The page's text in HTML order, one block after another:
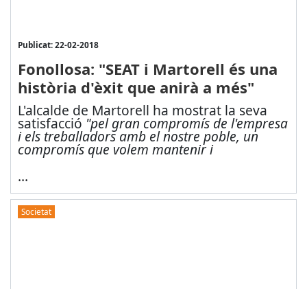
Publicat: 22-02-2018
Fonollosa: "SEAT i Martorell és una
història d'èxit que anirà a més"
L'alcalde de Martorell ha mostrat la seva
satisfacció "pel gran compromís de l'empresa
i els treballadors amb el nostre poble, un
compromís que volem mantenir i
...
Societat